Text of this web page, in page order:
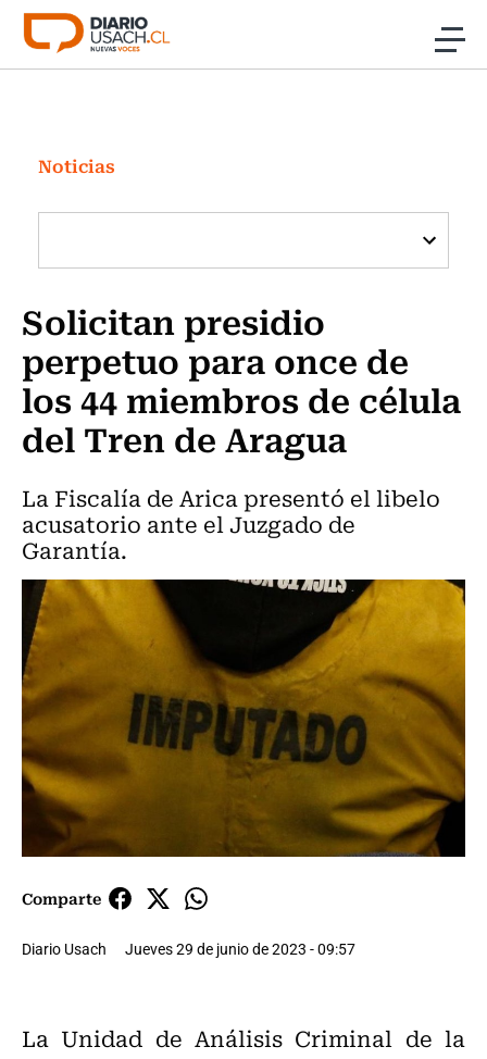
Click acá para ir directamente al contenido
Investigación
Cultura
Programas Radio y TV Usach
Noticias
Solicitan presidio
perpetuo para once de
los 44 miembros de célula
del Tren de Aragua
La Fiscalía de Arica presentó el libelo
acusatorio ante el Juzgado de
Garantía.
Comparte
Diario Usach Jueves 29 de junio de 2023 - 09:57
La Unidad de Análisis Criminal de la